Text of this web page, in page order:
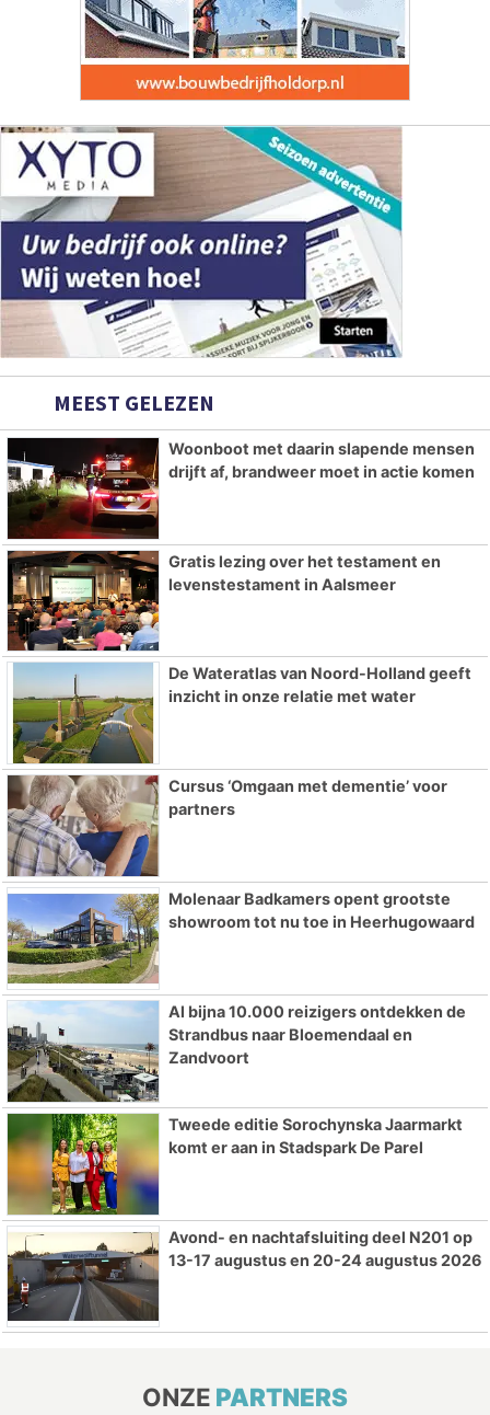
MEEST GELEZEN
Woonboot met daarin slapende mensen
drijft af, brandweer moet in actie komen
Gratis lezing over het testament en
levenstestament in Aalsmeer
De Wateratlas van Noord-Holland geeft
inzicht in onze relatie met water
Cursus ‘Omgaan met dementie’ voor
partners
Molenaar Badkamers opent grootste
showroom tot nu toe in Heerhugowaard
Al bijna 10.000 reizigers ontdekken de
Strandbus naar Bloemendaal en
Zandvoort
Tweede editie Sorochynska Jaarmarkt
komt er aan in Stadspark De Parel
Avond- en nachtafsluiting deel N201 op
13-17 augustus en 20-24 augustus 2026
ONZE PARTNERS